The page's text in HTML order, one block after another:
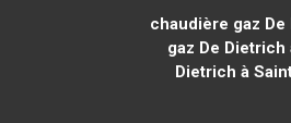
chaudière gaz De
gaz De Dietrich
Dietrich à